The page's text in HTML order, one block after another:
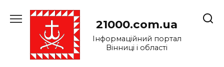
до
21000.com.ua
Інформаційний портал
Вінниці і області